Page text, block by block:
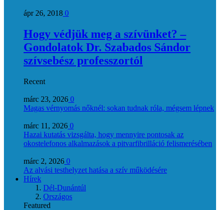
ápr 26, 2018 0
Hogy védjük meg a szívünket? –
Gondolatok Dr. Szabados Sándor
szívsebész professzortól
Recent
márc 23, 2026 0
Magas vérnyomás nőknél: sokan tudnak róla, mégsem lépnek
márc 11, 2026 0
Hazai kutatás vizsgálta, hogy mennyire pontosak az
okostelefonos alkalmazások a pitvarfibrilláció felismerésében
márc 2, 2026 0
Az alvási testhelyzet hatása a szív működésére
Hírek
Dél-Dunántúl
Országos
Featured